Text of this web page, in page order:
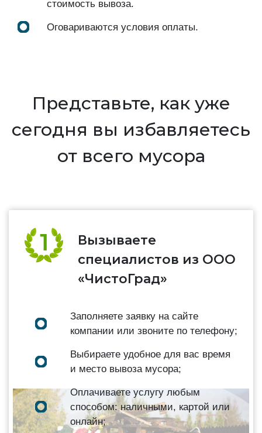
стоимость вывоза.
Оговариваются условия оплаты.
Представьте, как уже
сегодня вы избавляетесь
от всего мусора
Вызываете
специалистов из ООО
«ЧистоГрад»
Заполняете заявку на сайте
компании или звоните по телефону;
Выбираете удобное для вас время
и место вывоза мусора;
Оплачиваете услугу любым
способом: наличными, картой или
онлайн;